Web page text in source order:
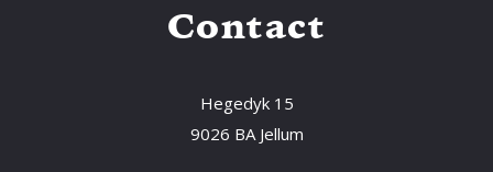
Contact
Hegedyk 15
9026 BA Jellum